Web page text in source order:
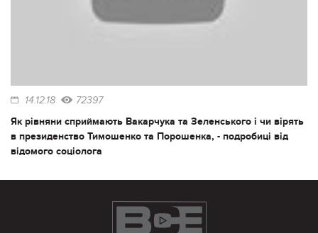
14.12.18 72397
Як рівняни сприймають Вакарчука та Зеленського і чи вірять
в президенство Тимошенко та Порошенка, - подробиці від
відомого соціолога